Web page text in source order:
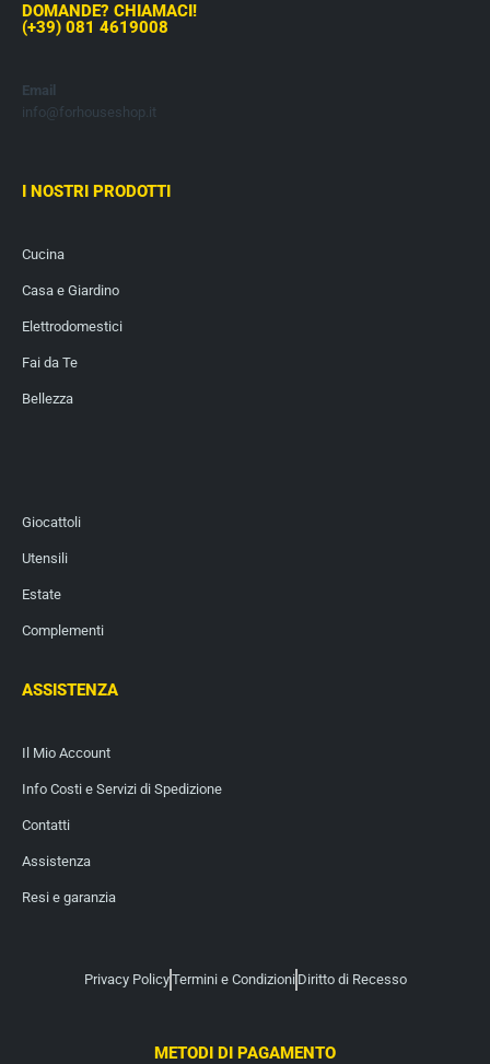
DOMANDE? CHIAMACI!
(+39) 081 4619008
Email
info@forhouseshop.it
I NOSTRI PRODOTTI
Cucina
Casa e Giardino
Elettrodomestici
Fai da Te
Bellezza
Giocattoli
Utensili
Estate
Complementi
ASSISTENZA
Il Mio Account
Info Costi e Servizi di Spedizione
Contatti
Assistenza
Resi e garanzia
Privacy PolicyTermini e Condizioni Diritto di Recesso
METODI DI PAGAMENTO